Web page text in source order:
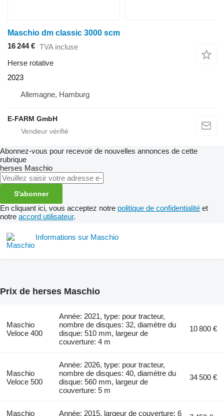
Maschio dm classic 3000 scm
16 244 € TVA incluse
Herse rotative
2023
Allemagne, Hamburg
E-FARM GmbH
Abonnez-vous pour recevoir de nouvelles annonces de cette
rubrique
herses Maschio
S'abonner
En cliquant ici, vous acceptez notre politique de confidentialité et
notre accord utilisateur.
Informations sur Maschio
Prix de herses Maschio
Maschio
Veloce 400
Année: 2021, type: pour tracteur,
nombre de disques: 32, diamètre du
disque: 510 mm, largeur de
couverture: 4 m
10 800 €
Maschio
Veloce 500
Année: 2026, type: pour tracteur,
nombre de disques: 40, diamètre du
disque: 560 mm, largeur de
couverture: 5 m
34 500 €
Maschio Année: 2015, largeur de couverture: 6